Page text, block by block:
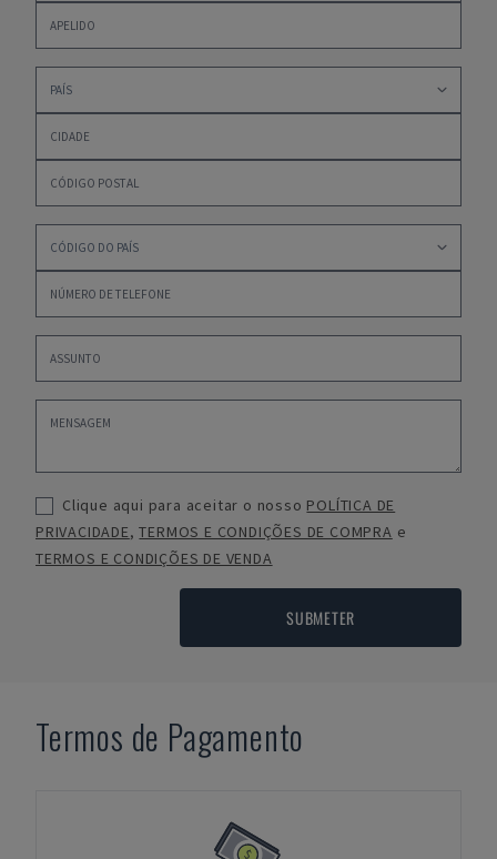
Clique aqui para aceitar o nosso POLÍTICA DE
PRIVACIDADE,TERMOS E CONDIÇÕES DE COMPRA e
TERMOS E CONDIÇÕES DE VENDA
SUBMETER
Termos de Pagamento